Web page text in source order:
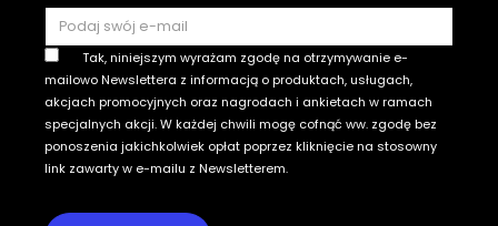
Tak, niniejszym wyrażam zgodę na otrzymywanie e-
mailowo Newslettera z informacją o produktach, usługach,
akcjach promocyjnych oraz nagrodach i ankietach w ramach
specjalnych akcji. W każdej chwili mogę cofnąć ww. zgodę bez
ponoszenia jakichkolwiek opłat poprzez kliknięcie na stosowny
link zawarty w e-mailu z Newsletterem.